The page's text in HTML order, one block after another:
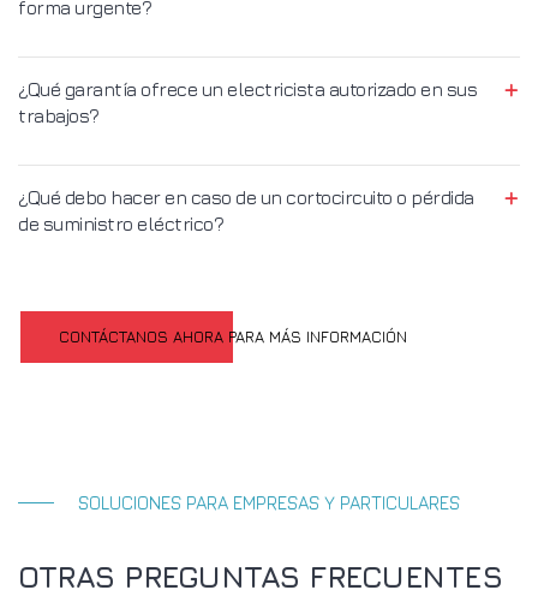
forma urgente?
¿Qué garantía ofrece un electricista autorizado en sus
trabajos?
¿Qué debo hacer en caso de un cortocircuito o pérdida
de suministro eléctrico?
CONTÁCTANOS AHORA PARA MÁS INFORMACIÓN
SOLUCIONES PARA EMPRESAS Y PARTICULARES
OTRAS PREGUNTAS FRECUENTES